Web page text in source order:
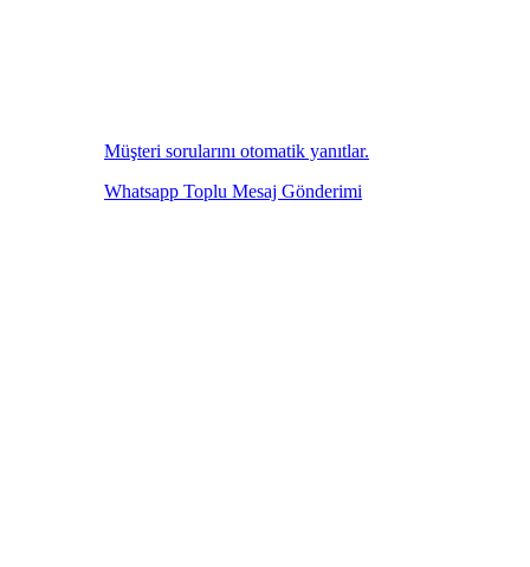
Müşteri sorularını otomatik yanıtlar.
Whatsapp Toplu Mesaj Gönderimi